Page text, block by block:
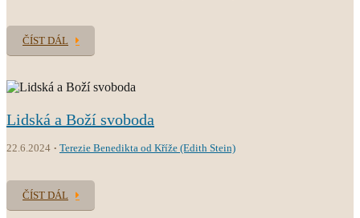
ČÍST DÁL
Lidská a Boží svoboda
22.6.2024 Terezie Benedikta od Kříže (Edith Stein)
ČÍST DÁL